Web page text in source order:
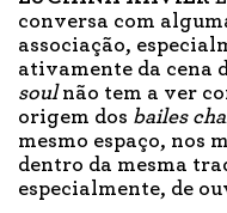
conversa com
associação,
ativamente da cena
soul não tem a ver
origem dos bailes
mesmo espaço, nos
dentro da mesma
especialmente, de